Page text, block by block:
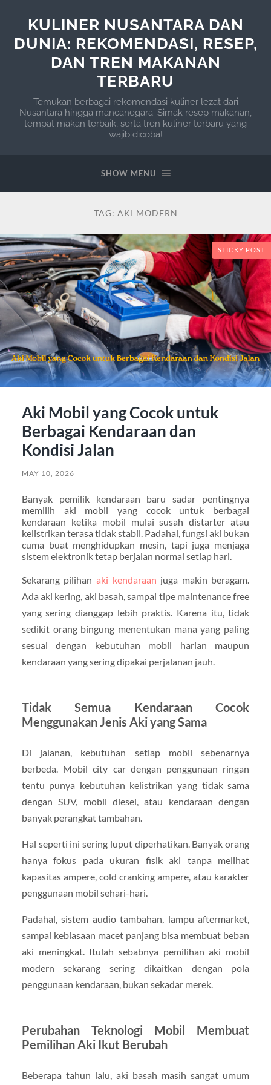
KULINER NUSANTARA DAN
DUNIA: REKOMENDASI, RESEP,
DAN TREN MAKANAN
TERBARU
Temukan berbagai rekomendasi kuliner lezat dari
Nusantara hingga mancanegara. Simak resep makanan,
tempat makan terbaik, serta tren kuliner terbaru yang
wajib dicoba!
SHOW MENU
TAG: AKI MODERN
STICKY POST
Aki Mobil yang Cocok untuk
Berbagai Kendaraan dan
Kondisi Jalan
MAY 10, 2026
Banyak pemilik kendaraan baru sadar pentingnya
memilih aki mobil yang cocok untuk berbagai
kendaraan ketika mobil mulai susah distarter atau
kelistrikan terasa tidak stabil. Padahal, fungsi aki bukan
cuma buat menghidupkan mesin, tapi juga menjaga
sistem elektronik tetap berjalan normal setiap hari.
Sekarang pilihan aki kendaraan juga makin beragam.
Ada aki kering, aki basah, sampai tipe maintenance free
yang sering dianggap lebih praktis. Karena itu, tidak
sedikit orang bingung menentukan mana yang paling
sesuai dengan kebutuhan mobil harian maupun
kendaraan yang sering dipakai perjalanan jauh.
Tidak Semua Kendaraan Cocok
Menggunakan Jenis Aki yang Sama
Di jalanan, kebutuhan setiap mobil sebenarnya
berbeda. Mobil city car dengan penggunaan ringan
tentu punya kebutuhan kelistrikan yang tidak sama
dengan SUV, mobil diesel, atau kendaraan dengan
banyak perangkat tambahan.
Hal seperti ini sering luput diperhatikan. Banyak orang
hanya fokus pada ukuran fisik aki tanpa melihat
kapasitas ampere, cold cranking ampere, atau karakter
penggunaan mobil sehari-hari.
Padahal, sistem audio tambahan, lampu aftermarket,
sampai kebiasaan macet panjang bisa membuat beban
aki meningkat. Itulah sebabnya pemilihan aki mobil
modern sekarang sering dikaitkan dengan pola
penggunaan kendaraan, bukan sekadar merek.
Perubahan Teknologi Mobil Membuat
Pemilihan Aki Ikut Berubah
Beberapa tahun lalu, aki basah masih sangat umum